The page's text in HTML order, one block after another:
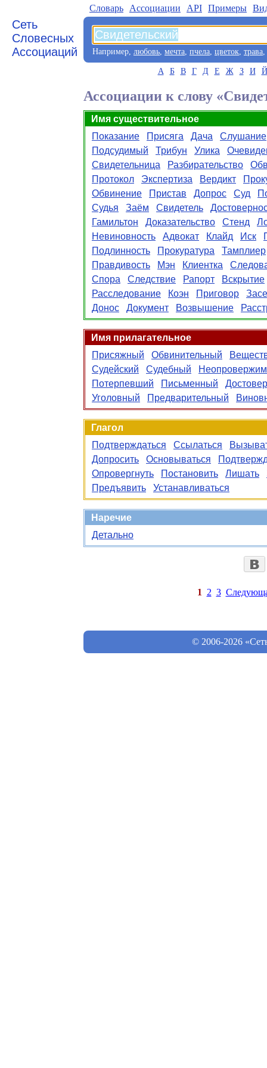
Сеть
Словесных
Ассоциаций
Словарь Aссоциации API Примеры
Например, любовь, мечта, пчела, цветок, трава,
А Б В Г Д Е Ж З И Й
Ассоциации к слову
Имя существительное
Показание
Присяга Дача
Слушание
Подсудимый
Трибун Улика
Свидетельница
Разбирательство
Протокол
Экспертиза Вердикт
Обвинение
Пристав Допрос Суд
Судья
Заём Свидетель
Гамильтон
Доказательство Стенд
Невиновность
Адвокат Клайд Иск
Подлинность
Прокуратура
Тамплиер
Правдивость
Мэн Клиентка
Спора
Следствие Рапорт
Вскрытие
Расследование
Коэн Приговор
Донос
Документ Возвышение
Имя прилагательное
Присяжный
Обвинительный
Судейский
Судебный
Потерпевший
Письменный
Уголовный
Предварительный
Глагол
Подтверждаться
Ссылаться
Допросить
Основываться
Опровергнуть
Постановить Лишать
Предъявить
Устанавливаться
Наречие
Детально
1 2 3
© 2006-2026